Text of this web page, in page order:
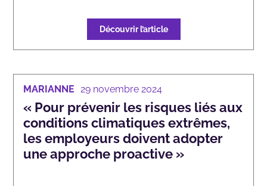
Découvrir l’article
MARIANNE 29 novembre 2024
« Pour prévenir les risques liés aux
conditions climatiques extrêmes,
les employeurs doivent adopter
une approche proactive »